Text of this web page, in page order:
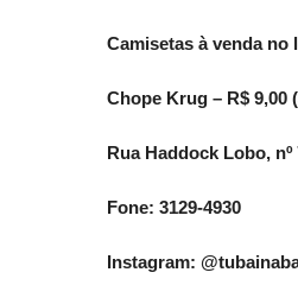
Camisetas à venda no
Chope Krug – R$ 9,00
Rua Haddock Lobo,
Fone: 3129-4930
Instagram: